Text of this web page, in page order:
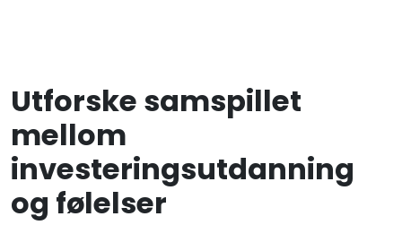
Utforske samspillet
mellom
investeringsutdanning
og følelser